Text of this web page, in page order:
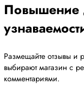
Повышение
Размещайте отзывы и
выбирают магазин с
комментариями.